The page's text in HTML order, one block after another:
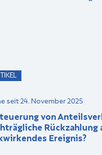
seit 24. November 2025
von
Rückzahlung
Ereignis?